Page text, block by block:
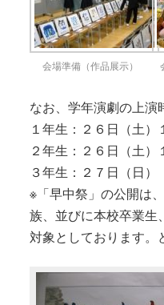
会場準備（作品展示）
なお、学年演劇の上演
１年生：２６日（土）
２年生：２６日（土）
３年生：２７日（日
※「早中祭」の公開は
族、並びに本校卒業生
対象としております。